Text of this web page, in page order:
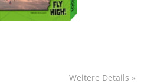
Weitere Details »